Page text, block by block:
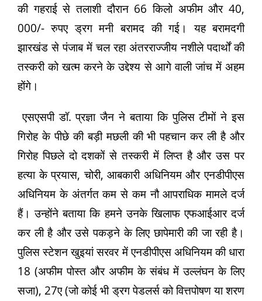
की गहराई से तलाशी दौरान 66 किलो अफीम और 40,
000/- रुपए ड्रग मनी बरामद की गई। यह बरामदगी
झारखंड से पंजाब में चल रहा अंतरराज्जीय नशीले पदार्थों की
तस्करी को खत्म करने के उद्देश्य से आगे वाली जांच में अहम
होंगे।
एसएसपी डॉ. प्रज्ञा जैन ने बताया कि पुलिस टीमों ने इस
गिरोह के पीछे की बड़ी मछली की भी पहचान कर ली है और
गिरोह पिछले दो दशकों से तस्करी में लिप्त है और उस पर
हत्या के प्रयास, चोरी, आबकारी अधिनियम और एनडीपीएस
अधिनियम के अंतर्गत कम से कम नौ आपराधिक मामले दर्ज
हैं। उन्होंने बताया कि हमने उनके खिलाफ एफआईआर दर्ज
कर ली है और उसे पकड़ने के लिए छापेमारी की जा रही है।
पुलिस स्टेशन खुइयां सरवर में एनडीपीएस अधिनियम की धारा
18 (अफीम पोस्त और अफीम के संबंध में उल्लंघन के लिए
सजा), 27ए (जो कोई भी ड्रग पेडलर्स को वित्तपोषण या शरण